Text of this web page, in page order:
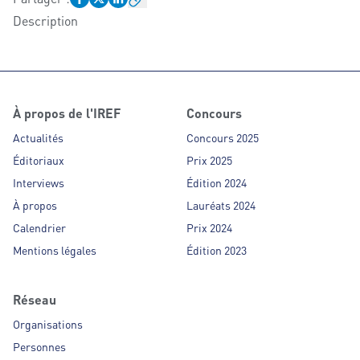
Description
À propos de l'IREF
Actualités
Éditoriaux
Interviews
À propos
Calendrier
Mentions légales
Concours
Concours 2025
Prix 2025
Édition 2024
Lauréats 2024
Prix 2024
Édition 2023
Réseau
Organisations
Personnes